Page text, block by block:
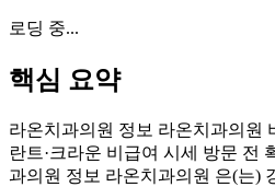
로딩 중...
핵심 요약
라온치과의원 정보 라온치과의원
란트·크라운 비급여 시세 방문 전
과의원 정보 라온치과의원 은(는)